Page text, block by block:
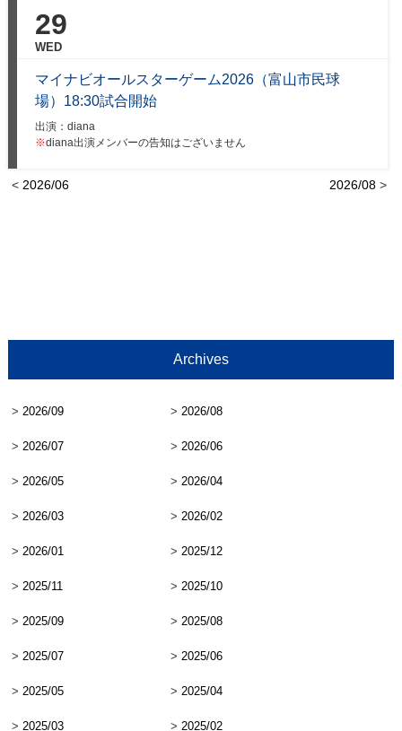
29
WED
マイナビオールスターゲーム2026（富山市民球
場）18:30試合開始
出演：diana
※diana出演メンバーの告知はございません
< 2026/06 2026/08>
Archives
>2026/09 > 2026/08
>2026/07 > 2026/06
>2026/05 > 2026/04
>2026/03 > 2026/02
>2026/01 > 2025/12
>2025/11 > 2025/10
>2025/09 > 2025/08
>2025/07 > 2025/06
>2025/05 > 2025/04
>2025/03 > 2025/02